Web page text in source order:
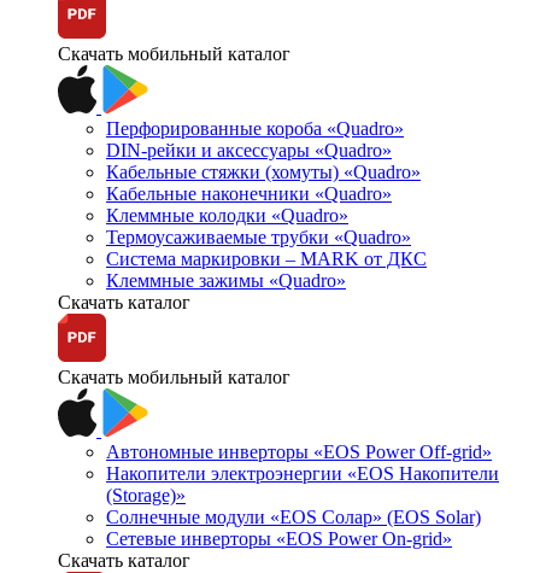
Скачать мобильный каталог
Перфорированные короба «Quadro»
DIN-рейки и аксессуары «Quadro»
Кабельные стяжки (хомуты) «Quadro»
Кабельные наконечники «Quadro»
Клеммные колодки «Quadro»
Термоусаживаемые трубки «Quadro»
Система маркировки – MARK от ДКС
Клеммные зажимы «Quadro»
Скачать каталог
Скачать мобильный каталог
Автономные инверторы «EOS Power Off-grid»
Накопители электроэнергии «EOS Накопители
(Storage)»
Солнечные модули «EOS Солар» (EOS Solar)
Сетевые инверторы «EOS Power On-grid»
Скачать каталог